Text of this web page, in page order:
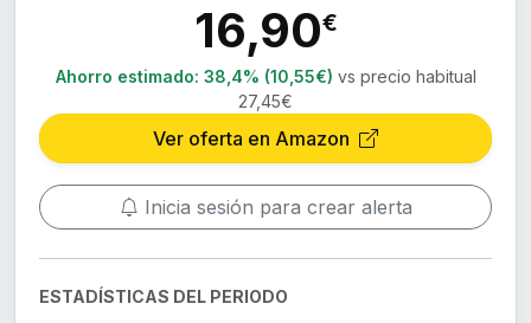
16,90€
Ahorro estimado: 38,4% (10,55€) vs precio habitual
27,45€
Ver oferta en Amazon
Inicia sesión para crear alerta
ESTADÍSTICAS DEL PERIODO